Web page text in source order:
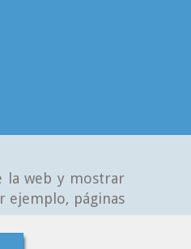
la web y mostrar
ejemplo, páginas